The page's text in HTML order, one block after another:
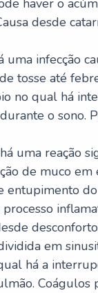
haver o
desde
infecção
tosse até
no qual há
o sono.
uma reação
de muco em
entupimento
em
há a